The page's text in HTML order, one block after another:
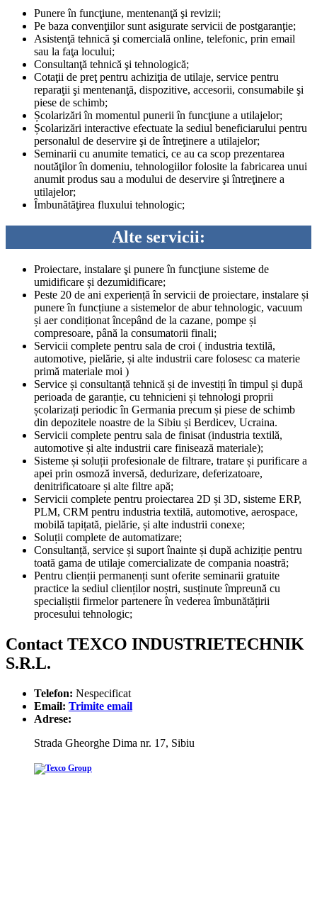
Punere în funcţiune, mentenanţă şi revizii;
Pe baza convenţiilor sunt asigurate servicii de postgaranţie;
Asistenţă tehnică şi comercială online, telefonic, prin email
sau la faţa locului;
Consultanţă tehnică şi tehnologică;
Cotaţii de preţ pentru achiziţia de utilaje, service pentru
reparaţii şi mentenanţă, dispozitive, accesorii, consumabile şi
piese de schimb;
Școlarizări în momentul punerii în funcţiune a utilajelor;
Școlarizări interactive efectuate la sediul beneficiarului pentru
personalul de deservire şi de întreţinere a utilajelor;
Seminarii cu anumite tematici, ce au ca scop prezentarea
noutăţilor în domeniu, tehnologiilor folosite la fabricarea unui
anumit produs sau a modului de deservire şi întreţinere a
utilajelor;
Îmbunătăţirea fluxului tehnologic;
Alte servicii:
Proiectare, instalare şi punere în funcţiune sisteme de
umidificare și dezumidificare;
Peste 20 de ani experiență în servicii de proiectare, instalare și
punere în funcțiune a sistemelor de abur tehnologic, vacuum
și aer condiționat începând de la cazane, pompe și
compresoare, până la consumatorii finali;
Servicii complete pentru sala de croi ( industria textilă,
automotive, pielărie, și alte industrii care folosesc ca materie
primă materiale moi )
Service și consultanță tehnică și de investiți în timpul și după
perioada de garanție, cu tehnicieni și tehnologi proprii
școlarizați periodic în Germania precum și piese de schimb
din depozitele noastre de la Sibiu și Berdicev, Ucraina.
Servicii complete pentru sala de finisat (industria textilă,
automotive și alte industrii care finisează materiale);
Sisteme și soluții profesionale de filtrare, tratare și purificare a
apei prin osmoză inversă, dedurizare, deferizatoare,
denitrificatoare și alte filtre apă;
Servicii complete pentru proiectarea 2D și 3D, sisteme ERP,
PLM, CRM pentru industria textilă, automotive, aerospace,
mobilă tapițată, pielărie, și alte industrii conexe;
Soluții complete de automatizare;
Consultanță, service și suport înainte și după achiziție pentru
toată gama de utilaje comercializate de compania noastră;
Pentru clienții permanenți sunt oferite seminarii gratuite
practice la sediul clienților noștri, susținute împreună cu
specialiștii firmelor partenere în vederea îmbunătățirii
procesului tehnologic;
Contact TEXCO INDUSTRIETECHNIK
S.R.L.
Telefon: Nespecificat
Email: Trimite email
Adrese:
Strada Gheorghe Dima nr. 17, Sibiu